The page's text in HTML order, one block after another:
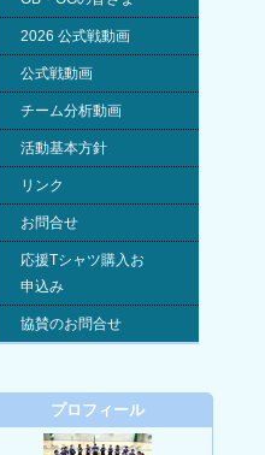
2026 公式戦動画
公式戦動画
チーム分析動画
活動基本方針
リンク
お問合せ
応援Tシャツ購入お
申込み
協賛のお問合せ
プロフィール